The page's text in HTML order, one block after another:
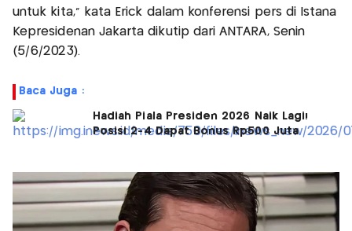
untuk kita,” kata Erick dalam konferensi pers di Istana
Kepresidenan Jakarta dikutip dari ANTARA, Senin
(5/6/2023).
Baca Juga :
Hadiah Piala Presiden 2026 Naik Lagi!
Posisi 2-4 Dapat Bonus Rp500 Juta